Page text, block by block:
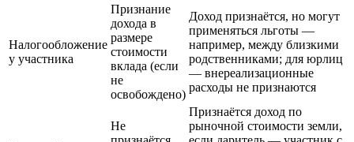
Налогообложение
у участника
Признание
дохода в
размере
стоимости
вклада (если
не
освобождено)
Доход признаётся, но могут
применяться льготы —
например, между близкими
родственниками; для юрлиц
— внереализационные
расходы не признаются
Не
Признаётся доход по
рыночной стоимости земли,